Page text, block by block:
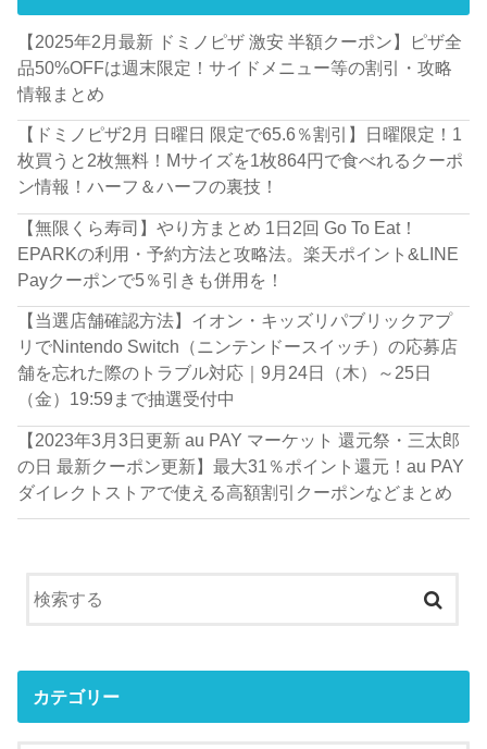
【2025年2月最新 ドミノピザ 激安 半額クーポン】ピザ全
品50%OFFは週末限定！サイドメニュー等の割引・攻略
情報まとめ
【ドミノピザ2月 日曜日 限定で65.6％割引】日曜限定！1
枚買うと2枚無料！Mサイズを1枚864円で食べれるクーポ
ン情報！ハーフ＆ハーフの裏技！
【無限くら寿司】やり方まとめ 1日2回 Go To Eat！
EPARKの利用・予約方法と攻略法。楽天ポイント&LINE
Payクーポンで5％引きも併用を！
【当選店舗確認方法】イオン・キッズリパブリックアプ
リでNintendo Switch（ニンテンドースイッチ）の応募店
舗を忘れた際のトラブル対応｜9月24日（木）～25日
（金）19:59まで抽選受付中
【2023年3月3日更新 au PAY マーケット 還元祭・三太郎
の日 最新クーポン更新】最大31％ポイント還元！au PAY
ダイレクトストアで使える高額割引クーポンなどまとめ
カテゴリー